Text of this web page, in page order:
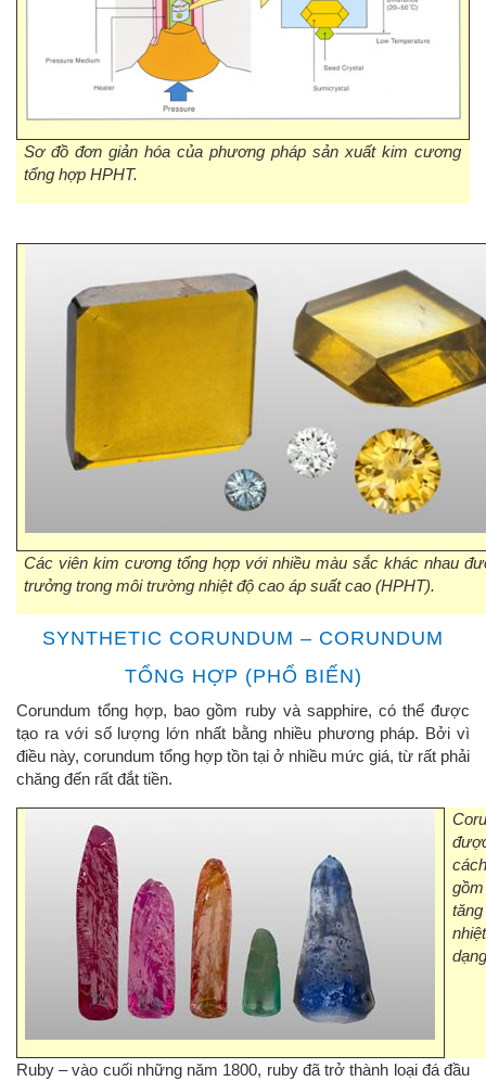
Sơ đồ đơn giản hóa của phương pháp sản xuất kim cương
tổng hợp HPHT.
Các viên kim cương tổng hợp với nhiều màu sắc khác nhau
trưởng trong môi trường nhiệt độ cao áp suất cao (HPHT).
SYNTHETIC CORUNDUM – CORUNDUM
TỔNG HỢP (PHỔ BIẾN)
Corundum tổng hợp, bao gồm ruby và sapphire, có thể được
tạo ra với số lượng lớn nhất bằng nhiều phương pháp. Bởi vì
điều này, corundum tổng hợp tồn tại ở nhiều mức giá, từ rất phải
chăng đến rất đắt tiền.
Ruby – vào cuối những năm 1800, ruby đã trở thành loại đá đầu